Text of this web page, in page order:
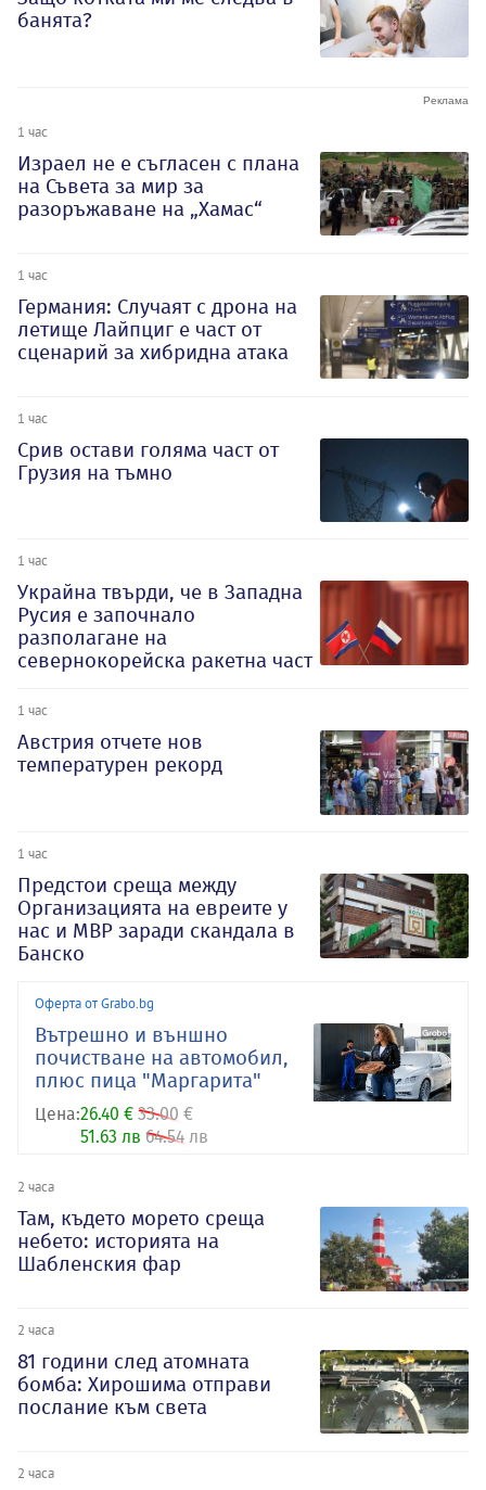
банята?
1 час
Израел не е съгласен с плана
на Съвета за мир за
разоръжаване на „Хамас“
1 час
Германия: Случаят с дрона на
летище Лайпциг е част от
сценарий за хибридна атака
1 час
Срив остави голяма част от
Грузия на тъмно
1 час
Украйна твърди, че в Западна
Русия е започнало
разполагане на
севернокорейска ракетна част
1 час
Австрия отчете нов
температурен рекорд
1 час
Предстои среща между
Организацията на евреите у
нас и МВР заради скандала в
Банско
Оферта от Grabo.bg
Вътрешно и външно
почистване на автомобил,
плюс пица "Маргарита"
Цена:26.40 € 33.00 €
51.63 лв 64.54 лв
2 часа
Там, където морето среща
небето: историята на
Шабленския фар
2 часа
81 години след атомната
бомба: Хирошима отправи
послание към света
2 часа